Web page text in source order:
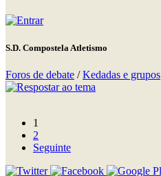
S.D. Compostela Atletismo
Foros de debate /Kedadas e grupos
1
2
Seguinte